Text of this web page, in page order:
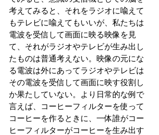
考えてみると、それをラジオに喩えて
もテレビに喩えてもいいが、私たちは
電波を受信して画面に映る映像を見
て、それがラジオやテレビが生み出し
たものは普通考えない。映像の元にな
る電波は外にあってラジオやテレビは
その電波を受信して画面に映す役割し
か果たしていない。より日常的な例で
言えば、コーヒーフィルターを使って
コーヒーを作るときに、一体誰がコー
ヒーフィルターがコーヒーを生み出す